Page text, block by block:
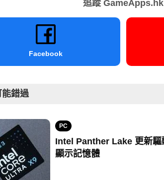
追蹤 GameApps.hk
Facebook
能錯過
PC
Intel Panther Lake 更新
顯示記憶體